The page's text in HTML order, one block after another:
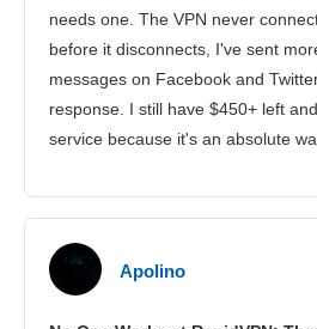
needs one. The VPN never
before it disconnects, I've sent
messages on Facebook and
response. I still have $450+ left
service because it's an absolute
Apolino